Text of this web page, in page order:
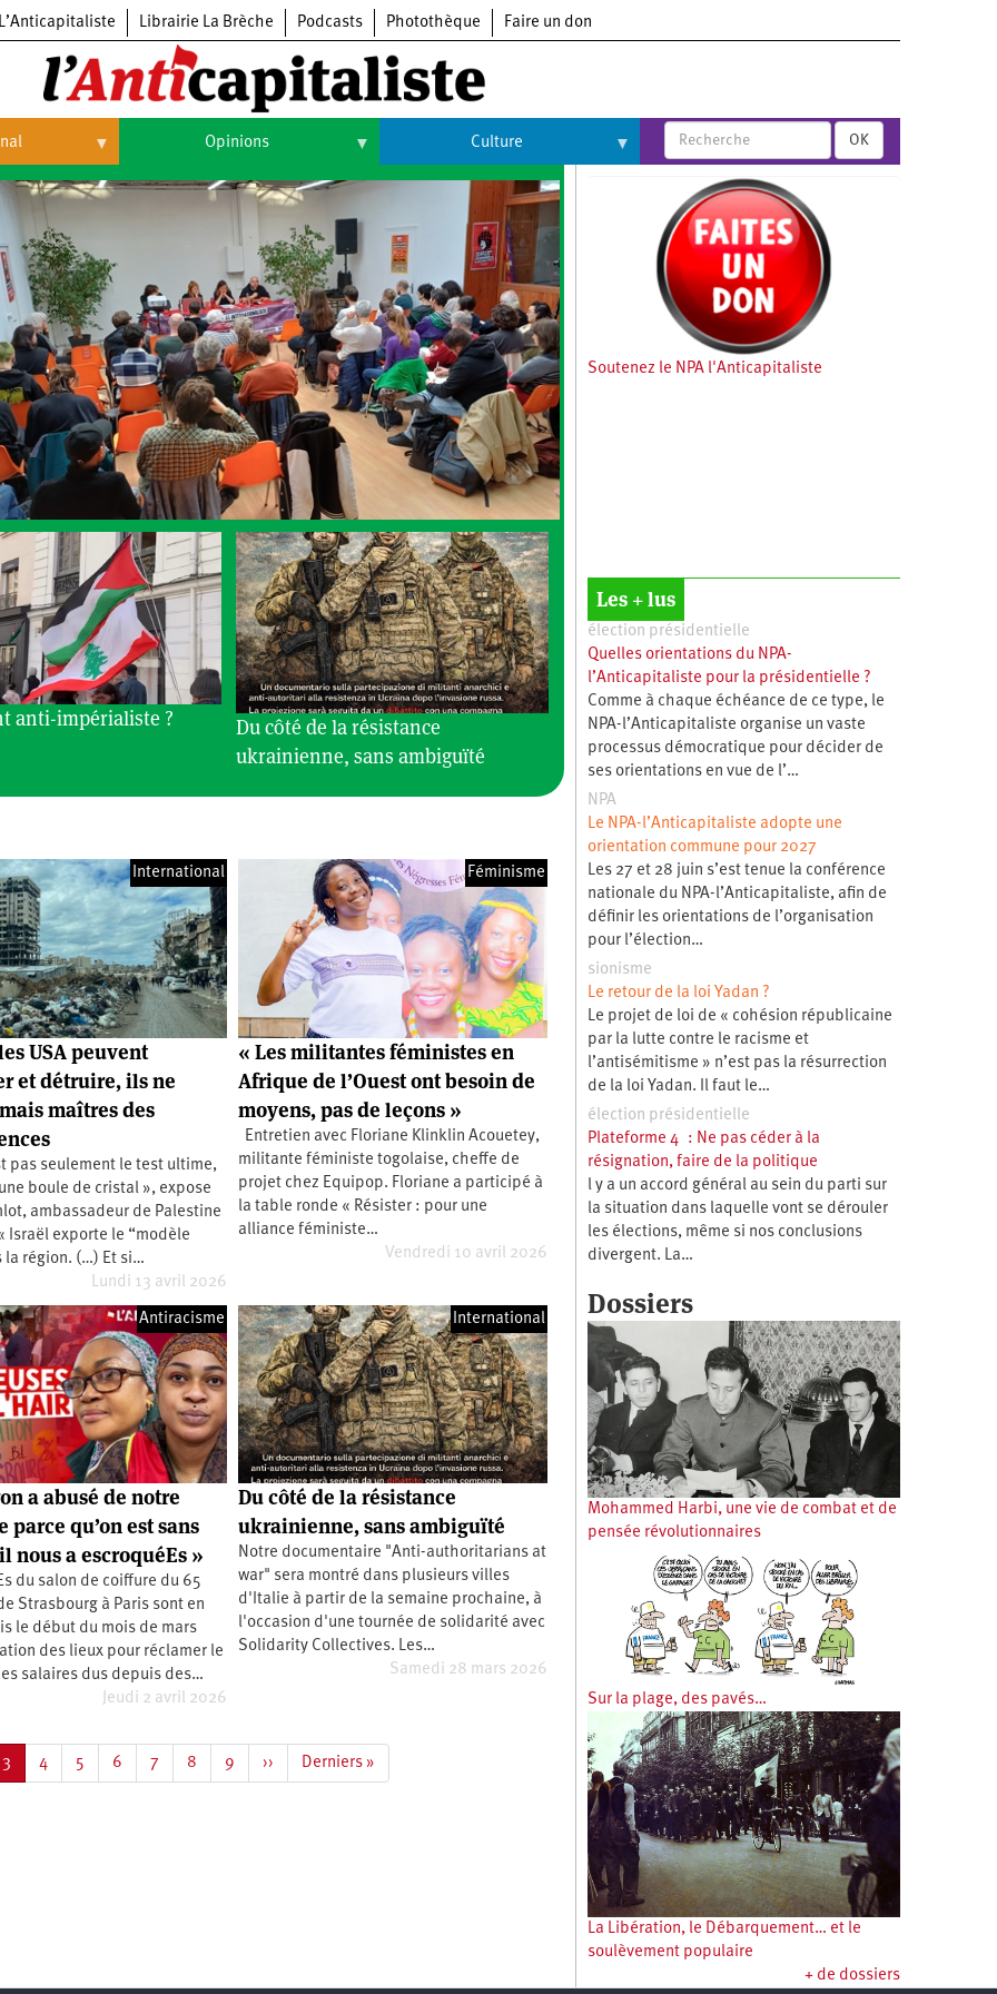
L’Anticapitaliste Librairie La Brèche Podcasts Photothèque Faire un don
Opinions
Opinions
Culture
Arts
Cinéma
Expositions
Livres
Musique
OK
anti-impérialiste ?
Du côté de la résistance
ukrainienne, sans ambiguïté
International
USA peuvent
et détruire, ils ne
maîtres des
pas seulement le test ultime,
boule de cristal », expose
ambassadeur de Palestine
Israël exporte le “modèle
la région. (…) Et si…
Lundi 13 avril 2026
Féminisme
« Les militantes féministes en
Afrique de l’Ouest ont besoin de
moyens, pas de leçons »
Entretien avec Floriane Klinklin Acouetey,
militante féministe togolaise, cheffe de
projet chez Equipop. Floriane a participé à
la table ronde « Résister : pour une
alliance féministe…
Vendredi 10 avril 2026
Antiracisme
a abusé de notre
parce qu’on est sans
nous a escroquéEs »
du salon de coiffure du 65
Strasbourg à Paris sont en
le début du mois de mars
des lieux pour réclamer le
salaires dus depuis des…
Jeudi 2 avril 2026
International
Du côté de la résistance
ukrainienne, sans ambiguïté
Notre documentaire "Anti-authoritarians at
war" sera montré dans plusieurs villes
d'Italie à partir de la semaine prochaine, à
l'occasion d'une tournée de solidarité avec
Solidarity Collectives. Les…
Samedi 28 mars 2026
Page
courante
3 Page
4 Page
5 Page
6 Page
7 Page
8 Page
9
Page
suivante
››
Dernière
page
Derniers »
Soutenez le NPA l'Anticapitaliste
Les + lus
élection présidentielle
Quelles orientations du NPA-
l’Anticapitaliste pour la présidentielle ?
Comme à chaque échéance de ce type, le
NPA-l’Anticapitaliste organise un vaste
processus démocratique pour décider de
ses orientations en vue de l’…
NPA
Le NPA-l’Anticapitaliste adopte une
orientation commune pour 2027
Les 27 et 28 juin s’est tenue la conférence
nationale du NPA-l’Anticapitaliste, afin de
définir les orientations de l’organisation
pour l’élection…
sionisme
Le retour de la loi Yadan ?
Le projet de loi de « cohésion républicaine
par la lutte contre le racisme et
l’antisémitisme » n’est pas la résurrection
de la loi Yadan. Il faut le…
élection présidentielle
Plateforme 4 : Ne pas céder à la
résignation, faire de la politique
l y a un accord général au sein du parti sur
la situation dans laquelle vont se dérouler
les élections, même si nos conclusions
divergent. La…
Dossiers
Mohammed Harbi, une vie de combat et de
pensée révolutionnaires
Sur la plage, des pavés…
La Libération, le Débarquement… et le
soulèvement populaire
+ de dossiers